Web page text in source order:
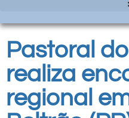
Pastoral
realiza
regional